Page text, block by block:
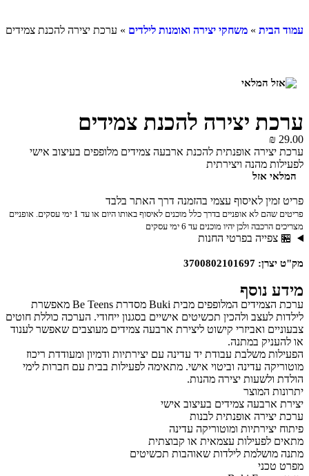
עמוד הבית » משחקי יצירה ואומנות לילדים » ערכת יצירה להכנת צמידים
ערכת יצירה להכנת צמידים
₪ 29.00
ערכת יצירה אופנתית להכנת ארבעה צמידים מלופפים בעיצוב אישי
לפעילות מהנה ויצירתית
המלאי אזל
פריט זמין לאיסוף עצמי בהזמנה דרך האתר בלבד
פריטים שהם לא אופניים בדרך כלל מוכנים לאיסוף באותו היום או עד 1 ימי עסקים. אופניים
מצריכים הרכבה ולכן יהיו מוכנים עד 6 ימי עסקים
🏪 צפייה בפרטי החנות
מק"ט יצרן: 3700802101697
מידע נוסף
ערכת הצמידים המלופפים מבית Buki מסדרת Be Teens מאפשרת
לילדות לעצב ולהכין תכשיטים אישיים בסגנון ייחודי. הערכה כוללת חוטים
צבעוניים ואביזרי קישוט ליצירת ארבעה צמידים מעוצבים שאפשר לענוד
או להעניק במתנה.
הפעילות משלבת עבודת יד עדינה עם יצירתיות ודמיון ומעודדת ריכוז
מוטוריקה עדינה וביטוי אישי. מתאימה לפעילות בבית עם חברות לימי
הולדת ולשעות יצירה מהנות.
יתרונות המוצר
יצירת ארבעה צמידים בעיצוב אישי
ערכת יצירה אופנתית לבנות
פיתוח יצירתיות ומוטוריקה עדינה
מתאים לפעילות עצמאית או קבוצתית
מתנה מושלמת לילדות שאוהבות תכשיטים
מפרט טכני